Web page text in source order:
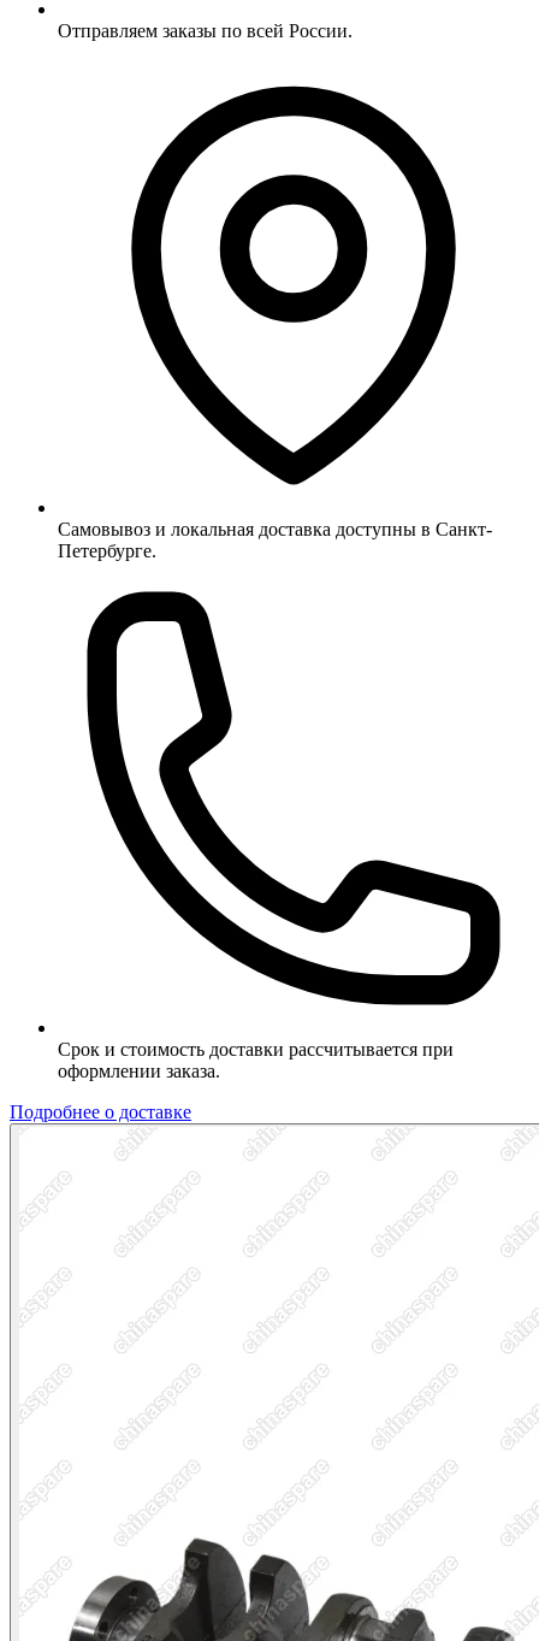
Отправляем заказы по всей России.
Самовывоз и локальная доставка доступны в Санкт-
Петербурге.
Срок и стоимость доставки рассчитывается при
оформлении заказа.
Подробнее о доставке